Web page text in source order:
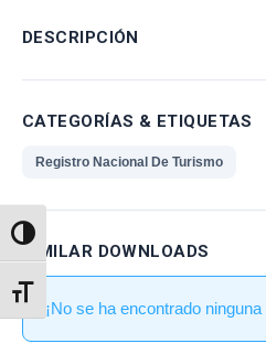
Alternar alto contraste
Alternar tamaño de letra
DESCRIPCIÓN
CATEGORÍAS & ETIQUETAS
Registro Nacional De Turismo
SIMILAR DOWNLOADS
¡No se ha encontrado